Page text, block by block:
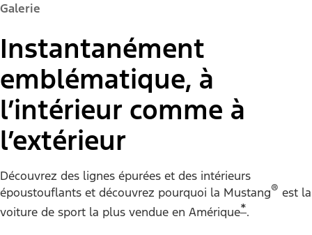
Galerie
Instantanément
emblématique, à
l’intérieur comme à
l’extérieur
Découvrez des lignes épurées et des intérieurs
époustouflants et découvrez pourquoi la Mustang® est la
voiture de sport la plus vendue en Amérique*.